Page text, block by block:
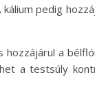
pedig
a
a testsúly